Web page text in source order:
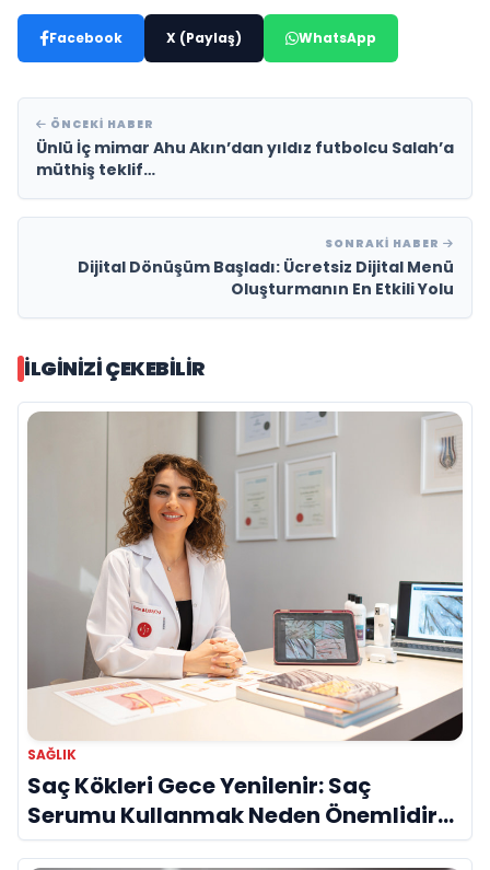
Facebook X (Paylaş) WhatsApp
ÖNCEKI HABER
Ünlü İç mimar Ahu Akın’dan yıldız futbolcu Salah’a
müthiş teklif…
SONRAKI HABER
Dijital Dönüşüm Başladı: Ücretsiz Dijital Menü
Oluşturmanın En Etkili Yolu
İLGINIZI ÇEKEBILIR
SAĞLIK
Saç Kökleri Gece Yenilenir: Saç
Serumu Kullanmak Neden Önemlidir?
Evrim Bayraktar Anlatıyor